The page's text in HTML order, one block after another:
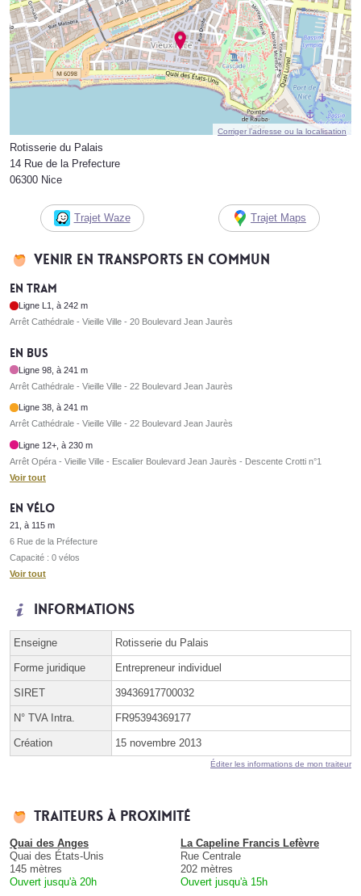
Corriger l’adresse ou la localisation
Rotisserie du Palais
14 Rue de la Prefecture
06300 Nice
Trajet Waze Trajet Maps
Venir en transports en commun
En tram
Ligne L1, à 242 m
Arrêt Cathédrale - Vieille Ville - 20 Boulevard Jean Jaurès
En bus
Ligne 98, à 241 m
Arrêt Cathédrale - Vieille Ville - 22 Boulevard Jean Jaurès
Ligne 38, à 241 m
Arrêt Cathédrale - Vieille Ville - 22 Boulevard Jean Jaurès
Ligne 12+, à 230 m
Arrêt Opéra - Vieille Ville - Escalier Boulevard Jean Jaurès - Descente Crotti n°1
Voir tout
En vélo
21, à 115 m
6 Rue de la Préfecture
Capacité : 0 vélos
Voir tout
Informations
Enseigne Rotisserie du Palais
Forme juridique Entrepreneur individuel
SIRET 39436917700032
N° TVA Intra. FR95394369177
Création 15 novembre 2013
Éditer les informations de mon traiteur
Traiteurs à proximité
Quai des Anges
Quai des États-Unis
145 mètres
Ouvert jusqu'à 20h
La Capeline Francis Lefèvre
Rue Centrale
202 mètres
Ouvert jusqu'à 15h